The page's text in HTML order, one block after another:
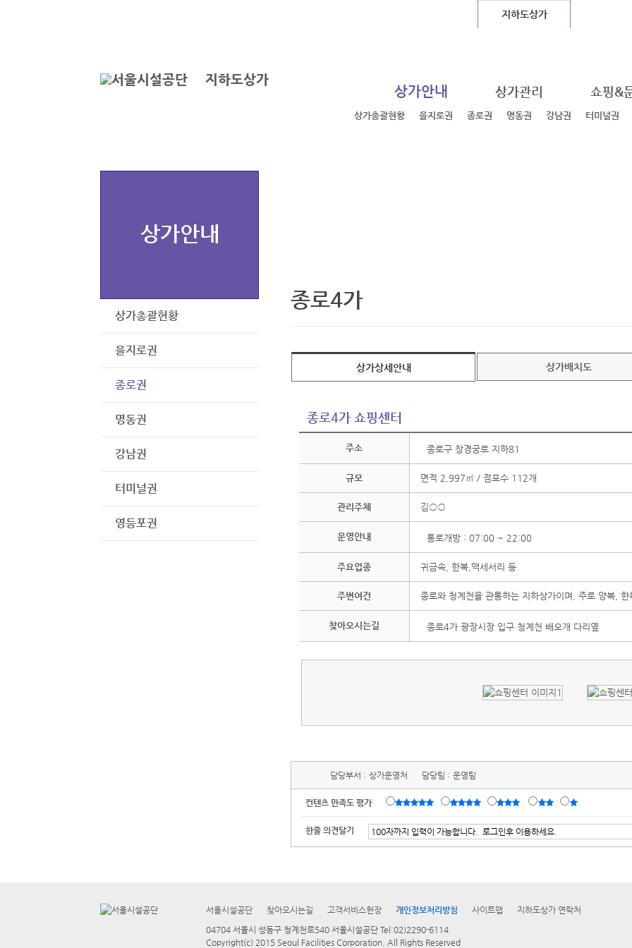
지하도상가
지하도상가
상가안내
상가총괄현황 을지로권 종로권 명동권 강남권 터미널권
상가관리 쇼핑&
상가안내
상가총괄현황
을지로권
종로권
명동권
강남권
터미널권
영등포권
종로4가
상가상세안내 상가배치도
종로4가 쇼핑센터
주소 종로구 창경궁로 지하81
규모 면적 2,997㎡ / 점포수 112개
관리주체 김○○
운영안내 통로개방 : 07:00 ~ 22:00
주요업종 귀금속, 한복,액세서리 등
주변여건 종로와 청계천을 관통하는 지하상가이며, 주로 양복,
찾아오시는길 종로4가 광장시장 입구 청계천 배오개 다리옆
담당부서 : 상가운영처 담당팀 : 운영팀
컨텐츠 만족도 평가
한줄 의견달기
서울시설공단 찾아오시는길 고객서비스헌장 개인정보처리방침 사이트맵
지하도상가 연락처
04704 서울시 성동구 청계천로540 서울시설공단 Tel:02)2290-6114
Copyright(c) 2015 Seoul Facilities Corporation. All Rights Reserved